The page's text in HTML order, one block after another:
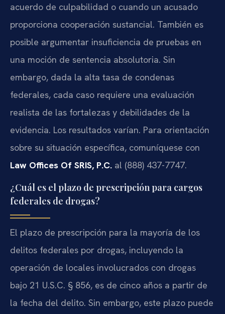
acuerdo de culpabilidad o cuando un acusado
proporciona cooperación sustancial. También es
posible argumentar insuficiencia de pruebas en
una moción de sentencia absolutoria. Sin
embargo, dada la alta tasa de condenas
federales, cada caso requiere una evaluación
realista de las fortalezas y debilidades de la
evidencia. Los resultados varían. Para orientación
sobre su situación específica, comuníquese con
Law Offices Of SRIS, P.C. al (888) 437-7747.
¿Cuál es el plazo de prescripción para cargos
federales de drogas?
El plazo de prescripción para la mayoría de los
delitos federales por drogas, incluyendo la
operación de locales involucrados con drogas
bajo 21 U.S.C. § 856, es de cinco años a partir de
la fecha del delito. Sin embargo, este plazo puede